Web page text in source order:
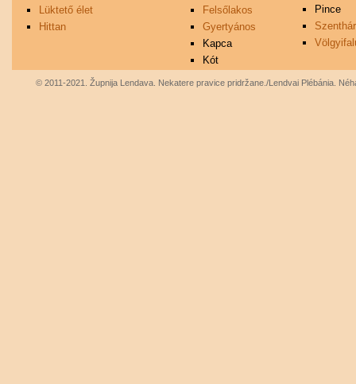
Lüktető élet
Hittan
Felsőlakos
Gyertyános
Kapca
Kót
Pince
© 2011-2021. Župnija Lendava. Nekatere pravice pridržane./Lendvai Plébánia.